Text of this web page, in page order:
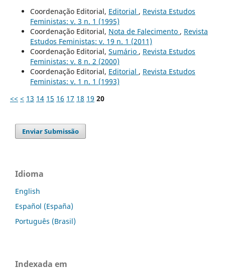
Coordenação Editorial, Editorial , Revista Estudos
Feministas: v. 3 n. 1 (1995)
Coordenação Editorial, Nota de Falecimento , Revista
Estudos Feministas: v. 19 n. 1 (2011)
Coordenação Editorial, Sumário , Revista Estudos
Feministas: v. 8 n. 2 (2000)
Coordenação Editorial, Editorial , Revista Estudos
Feministas: v. 1 n. 1 (1993)
<< < 13 14 15 16 17 18 19 20
Enviar Submissão
Idioma
English
Español (España)
Português (Brasil)
Indexada em